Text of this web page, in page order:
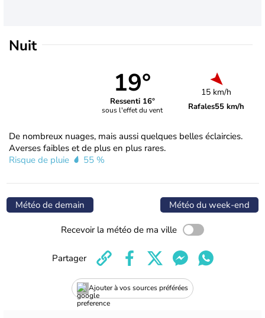
Nuit
19°
Ressenti 16°
sous l'effet du vent
15 km/h
Rafales55 km/h
De nombreux nuages, mais aussi quelques belles éclaircies.
Averses faibles et de plus en plus rares.
Risque de pluie
55 %
Météo de demain Météo du week-end
Recevoir la météo de ma ville
Ajouter à vos sources préférées
Partager